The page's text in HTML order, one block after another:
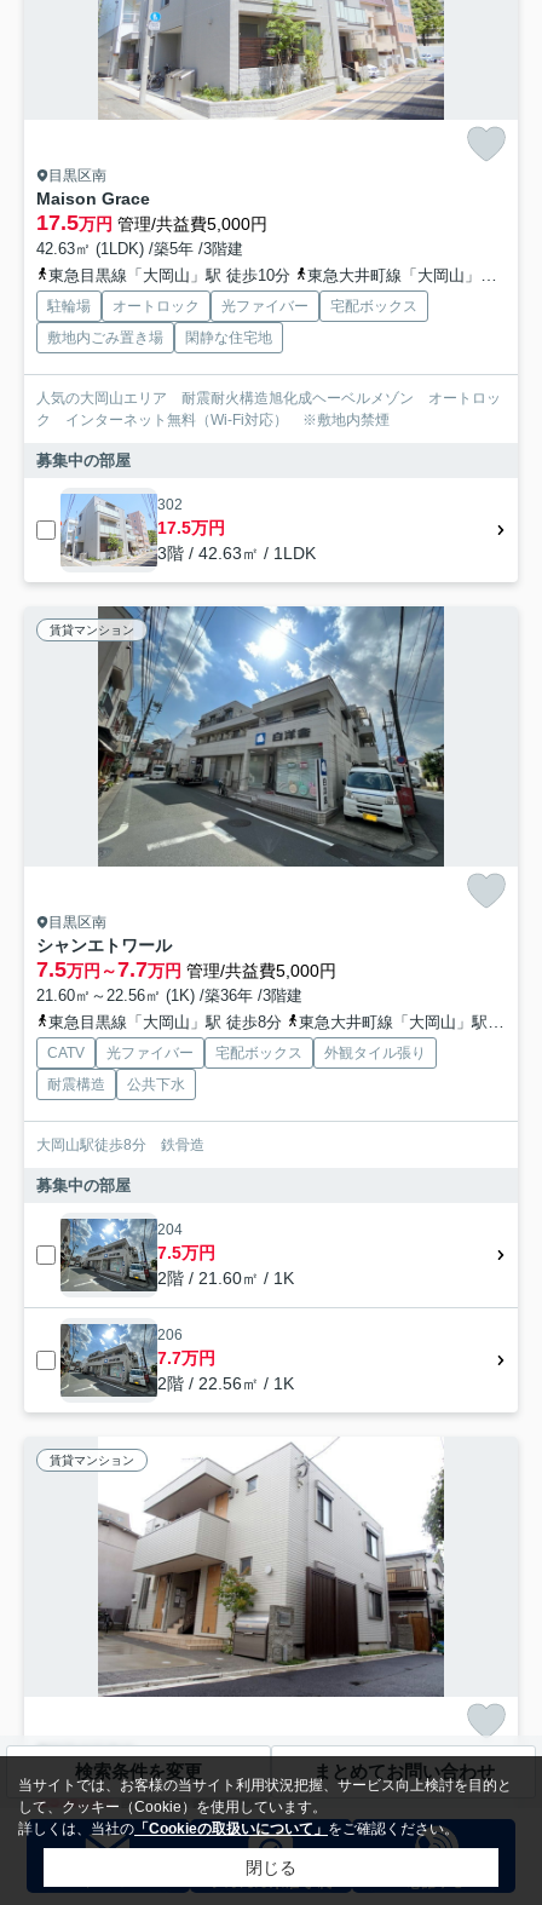
目黒区南
Maison Grace
17.5万円 管理/共益費5,000円
42.63㎡ (1LDK) /築5年 /3階建
東急目黒線「大岡山」駅 徒歩10分
東急大井町線「大岡山」駅 徒歩10分
駐輪場 オートロック 光ファイバー
宅配ボックス
敷地内ごみ置き場
閑静な住宅地
人気の大岡山エリア 耐震耐火構造旭化成ヘーベルメゾン オートロッ
ク インターネット無料（Wi-Fi対応） ※敷地内禁煙
募集中の部屋
302
17.5万円
3階 / 42.63㎡ / 1LDK
賃貸マンション
目黒区南
シャンエトワール
7.5万円～7.7万円 管理/共益費5,000円
21.60㎡～22.56㎡ (1K) /築36年 /3階建
東急目黒線「大岡山」駅 徒歩8分
東急大井町線「大岡山」駅 徒歩8分
CATV 光ファイバー 宅配ボックス
外観タイル張り
耐震構造
公共下水
大岡山駅徒歩8分 鉄骨造
募集中の部屋
204
7.5万円
2階 / 21.60㎡ / 1K
206
7.7万円
2階 / 22.56㎡ / 1K
賃貸マンション
世田谷区奥沢
Ｃａｌｍ Ｓｉｔｅ
15.9 万円管理/共益費5,000円
41.73㎡ (1LDK) /築13年 /2階建
東急目黒線「奥沢」駅 徒歩4分
東急東横線「田園調布」駅 徒歩11分
駐輪場 光ファイバー 敷地内ごみ置き場 閑静な住宅地
検索条件を変更 まとめてお問い合わせ
当サイトでは、お客様の当サイト利用状況把握、サービス向上検討を目的と
して、クッキー（Cookie）を使用しています。
詳しくは、当社の 「Cookieの取扱いについて」 をご確認ください。
閉じる